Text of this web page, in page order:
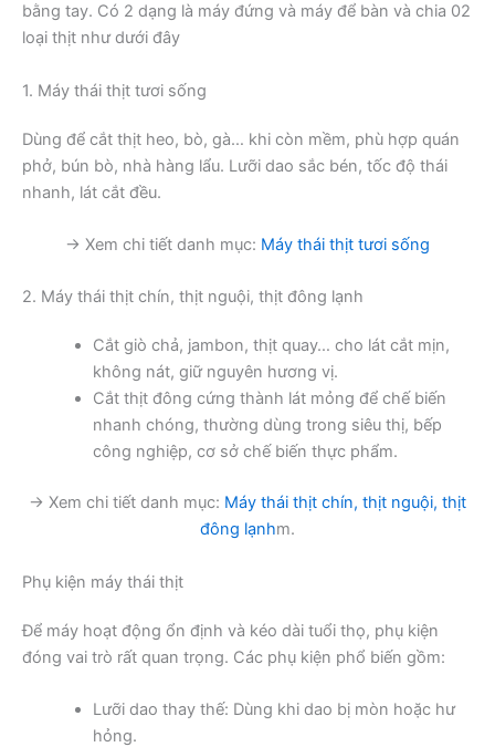
bằng tay. Có 2 dạng là máy đứng và máy để bàn và chia 02
loại thịt như dưới đây
1. Máy thái thịt tươi sống
Dùng để cắt thịt heo, bò, gà… khi còn mềm, phù hợp quán
phở, bún bò, nhà hàng lẩu. Lưỡi dao sắc bén, tốc độ thái
nhanh, lát cắt đều.
→ Xem chi tiết danh mục: Máy thái thịt tươi sống
2. Máy thái thịt chín, thịt nguội, thịt đông lạnh
Cắt giò chả, jambon, thịt quay… cho lát cắt mịn,
không nát, giữ nguyên hương vị.
Cắt thịt đông cứng thành lát mỏng để chế biến
nhanh chóng, thường dùng trong siêu thị, bếp
công nghiệp, cơ sở chế biến thực phẩm.
→ Xem chi tiết danh mục: Máy thái thịt chín, thịt nguội, thịt
đông lạnhm.
Phụ kiện máy thái thịt
Để máy hoạt động ổn định và kéo dài tuổi thọ, phụ kiện
đóng vai trò rất quan trọng. Các phụ kiện phổ biến gồm:
Lưỡi dao thay thế: Dùng khi dao bị mòn hoặc hư
hỏng.